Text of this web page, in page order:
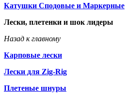
Катушки Сподовые и Маркерные
Лески, плетенки и шок лидеры
Назад к главному
Карповые лески
Лески для Zig-Rig
Плетеные шнуры